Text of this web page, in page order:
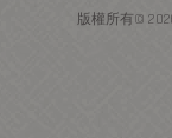
版權所有©